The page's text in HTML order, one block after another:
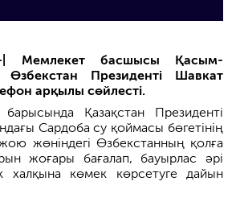
–| Мемлекет басшысы Қасым-
Президенті Шавкат
арқылы сөйлесті.
барысында Қазақстан Президенті
Сардоба су қоймасы бөгетінің
жөніндегі Өзбекстанның қолға
жоғары бағалап, бауырлас әрі
халқына көмек көрсетуге дайын